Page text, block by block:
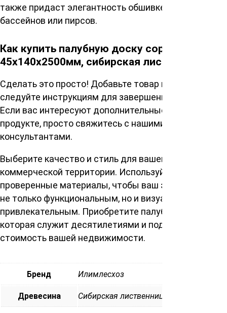
также придаст элегантность обшивке возле
бассейнов или пирсов.
Как купить палубную доску сорт А
45х140х2500мм, сибирская лиственница?
Сделать это просто! Добавьте товар в корзину и
следуйте инструкциям для завершения покупки.
Если вас интересуют дополнительные сведения о
продукте, просто свяжитесь с нашими
консультантами.
Выберите качество и стиль для вашего дома или
коммерческой территории. Используйте
проверенные материалы, чтобы ваш экстерьер был
не только функциональным, но и визуально
привлекательным. Приобретите палубную доску,
которая служит десятилетиями и поднимает
стоимость вашей недвижимости.
Бренд Илимлесхоз
Древесина Сибирская лиственница